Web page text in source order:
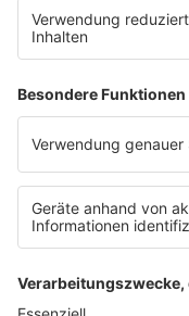
Werbung buchen
Moderatoren